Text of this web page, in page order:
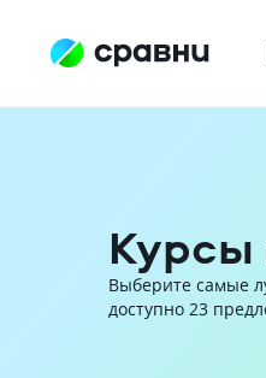
Курсы
Выберите самые
доступно 23